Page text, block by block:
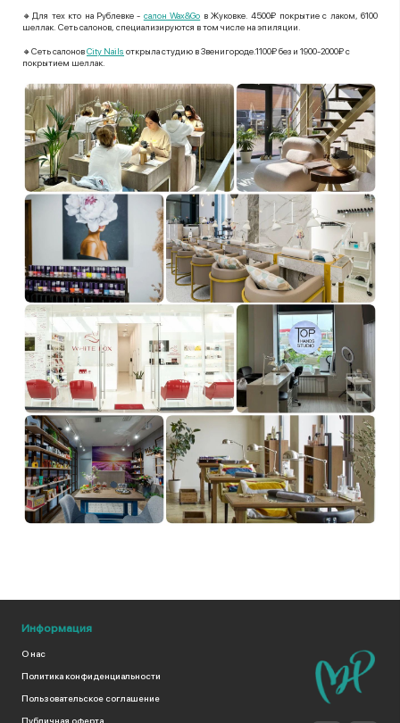
🔸Для тех кто на Рублевке - салон Wax&Go в Жуковке. 4500₽ покрытие с лаком, 6100
шеллак. Сеть салонов, специализируются в том числе на эпиляции.
🔸Сеть салоновCity Nails открыла студию в Звенигороде.1100₽ без и 1900-2000₽ с
покрытием шеллак.
Информация
О нас
Политика конфиденциальности
Пользовательское соглашение
Публичная оферта